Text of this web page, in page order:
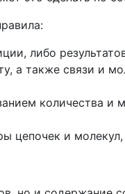
либо
а также связи и
количества и
цепочек и молекул,